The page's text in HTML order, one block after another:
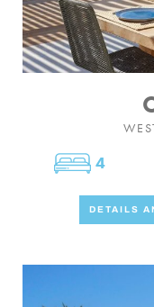
Schlafzimmer
4
DETAILS